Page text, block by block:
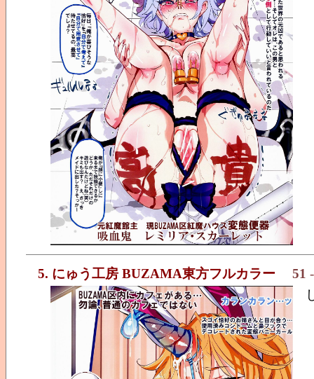
5. にゅう工房 BUZAMA東方フルカラー 51